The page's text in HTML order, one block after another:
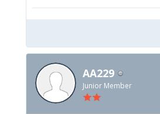
AA229
Junior Member